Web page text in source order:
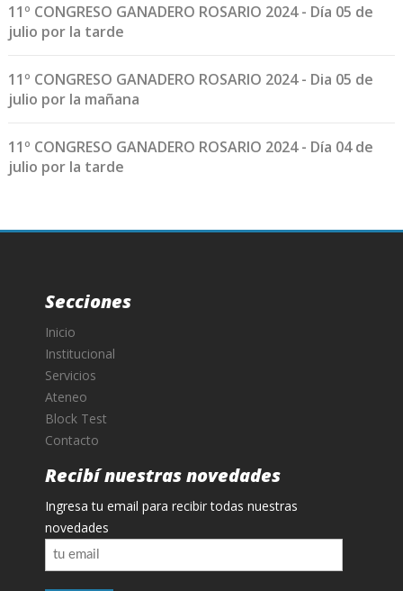
11º CONGRESO GANADERO ROSARIO 2024 - Día 05 de
julio por la tarde
11º CONGRESO GANADERO ROSARIO 2024 - Dia 05 de
julio por la mañana
11º CONGRESO GANADERO ROSARIO 2024 - Día 04 de
julio por la tarde
Secciones
Inicio
Institucional
Servicios
Ateneo
Block Test
Contacto
Recibí nuestras novedades
Ingresa tu email para recibir todas nuestras
novedades